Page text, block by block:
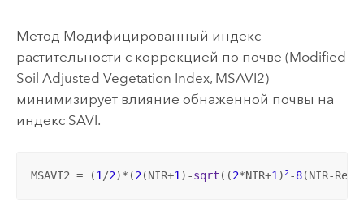
Метод Модифицированный индекс
растительности с коррекцией по почве (Modified
Soil Adjusted Vegetation Index, MSAVI2)
минимизирует влияние обнаженной почвы на
индекс SAVI.
MSAVI2 = (1 /2)*(2(NIR+1 )-sqrt ((2*NIR+1 )2-8(NIR-